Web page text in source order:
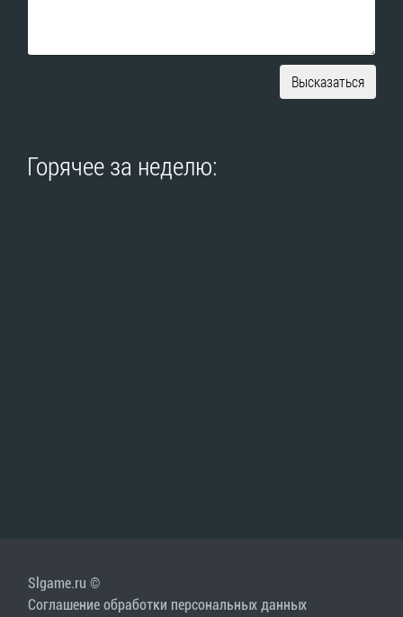
Высказаться
Горячее за неделю:
Slgame.ru ©
Соглашение обработки персональных данных